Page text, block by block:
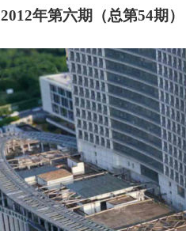
2012年第六期（总第54期）